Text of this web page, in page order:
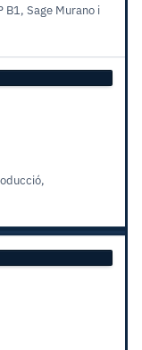
B1, Sage Murano i